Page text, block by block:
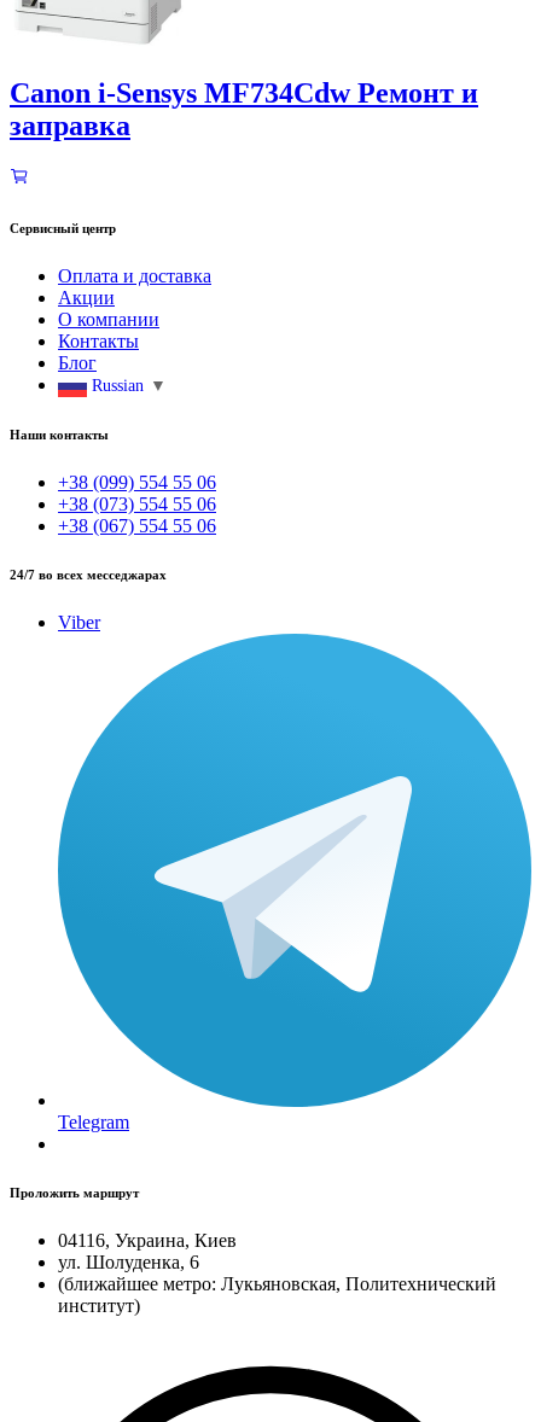
Canon i-Sensys MF734Cdw Ремонт и
заправка
Сервисный центр
Оплата и доставка
Акции
О компании
Контакты
Блог
Russian ▼
Наши контакты
+38 (099) 554 55 06
+38 (073) 554 55 06
+38 (067) 554 55 06
24/7 во всех месседжарах
Viber
Telegram
Проложить маршрут
04116, Украина, Киев
ул. Шолуденка, 6
(ближайшее метро: Лукьяновская, Политехнический
институт)